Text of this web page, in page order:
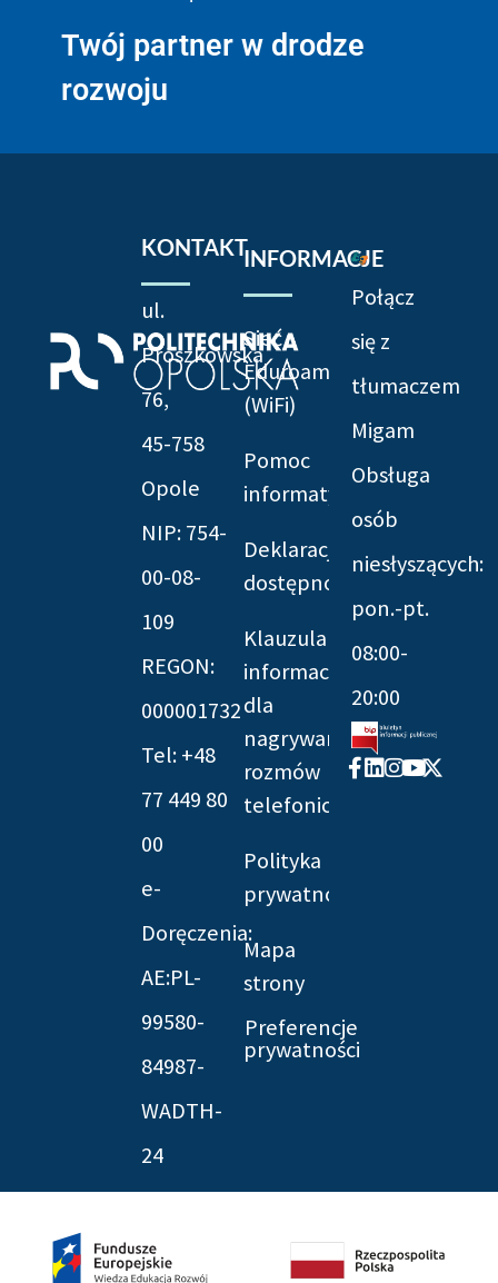
Twój partner w drodze
rozwoju
KONTAKT
ul.
Prószkowska
76,
45-758
Opole
NIP: 754-
00-08-
109
REGON:
000001732
Tel: +48
77 449 80
00
e-
Doręczenia:
AE:PL-
99580-
84987-
WADTH-
24
INFORMACJE
Sieć
Eduroam
(WiFi)
Pomoc
informatyczna
Deklaracja
dostępności
Klauzula
informacyjna
dla
nagrywania
rozmów
telefonicznych
Polityka
prywatności
Mapa
strony
Preferencje
prywatności
Połącz
się z
tłumaczem
Migam
Obsługa
osób
niesłyszących:
pon.-pt.
08:00-
20:00
Facebook-
f
Linkedin
Instagram
Youtube
X-
twitter